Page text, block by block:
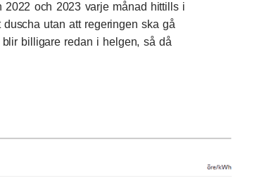
och 2023 varje månad hittills i
utan att regeringen ska gå
billigare redan i helgen, så då